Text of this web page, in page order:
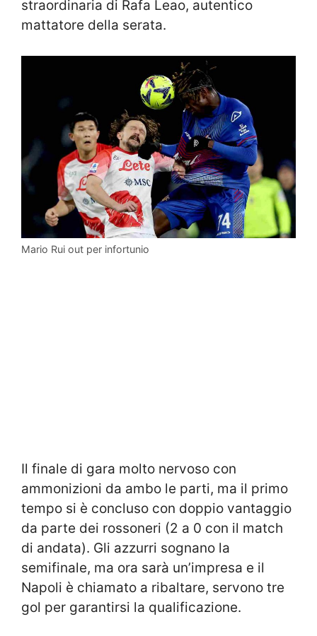
straordinaria di Rafa Leao, autentico
mattatore della serata.
Mario Rui out per infortunio
Il finale di gara molto nervoso con
ammonizioni da ambo le parti, ma il primo
tempo si è concluso con doppio vantaggio
da parte dei rossoneri (2 a 0 con il match
di andata). Gli azzurri sognano la
semifinale, ma ora sarà un’impresa e il
Napoli è chiamato a ribaltare, servono tre
gol per garantirsi la qualificazione.